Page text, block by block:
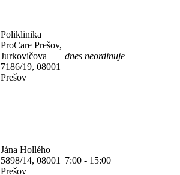
Poliklinika
ProCare Prešov,
Jurkovičova
7186/19, 08001
Prešov
dnes neordinuje
Jána Hollého
5898/14, 08001
Prešov
7:00 - 15:00